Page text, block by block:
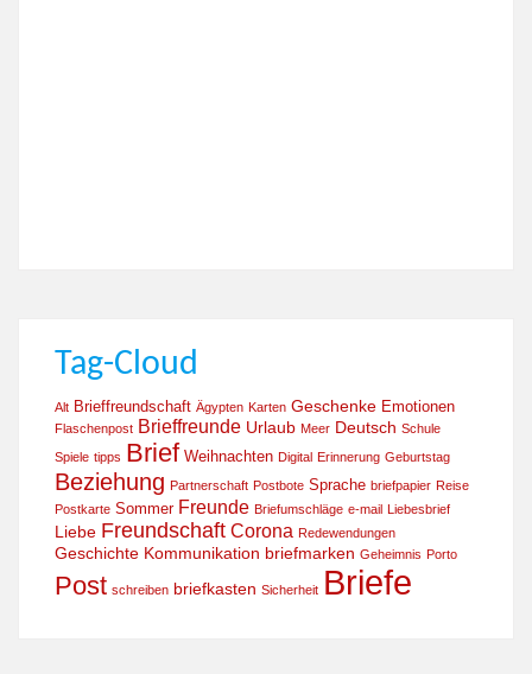
Tag-Cloud
Alt Brieffreundschaft Ägypten Karten Geschenke Emotionen
Flaschenpost Brieffreunde Urlaub Meer Deutsch Schule
Spiele tipps Brief Weihnachten Digital Erinnerung Geburtstag
Beziehung Partnerschaft Postbote Sprache briefpapier Reise
Postkarte Sommer Freunde Briefumschläge e-mail Liebesbrief
Liebe Freundschaft Corona Redewendungen
Geschichte Kommunikation briefmarken Geheimnis Porto
Post schreiben briefkasten Sicherheit Briefe